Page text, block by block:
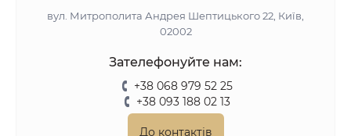
вул. Митрополита Андрея Шептицького 22, Київ,
02002
Зателефонуйте нам:
+38 068 979 52 25
+38 093 188 02 13
До контактів